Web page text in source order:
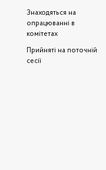
Знаходяться на
опрацюванні в
комітетах
Прийняті на поточній
сесії